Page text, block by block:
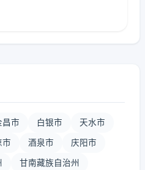
昌市 白银市 天水市
市 酒泉市 庆阳市
甘南藏族自治州